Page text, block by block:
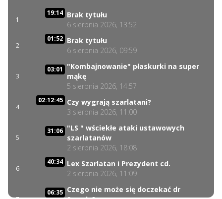
1
19:14 Brak tytułu
6 sierpnia 2026, 13:52
2
01:52 Brak tytułu
6 sierpnia 2026, 09:59
3
03:01
"Kombajnowanie" płaskurki na super
mąkę
5 sierpnia 2026, 14:57
4
02:12:45 Czy wygrają szarlatani?
3 sierpnia 2026, 11:00
5
31:06 "LS " wściekłe ataki ustawowych
szarlatanów
2 sierpnia 2026, 18:08
6
40:34 Lex Szarlatan i Prezydent cd.
2 sierpnia 2026, 11:09
06:35 Czego nie może się doczekać dr